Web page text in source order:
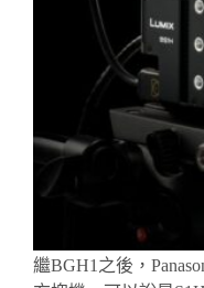
繼BGH1之後，